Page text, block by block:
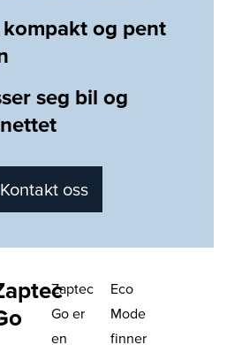
og pent
seg bil og
Kontakt oss
Zaptec
Go er
en
Eco
Mode
finner